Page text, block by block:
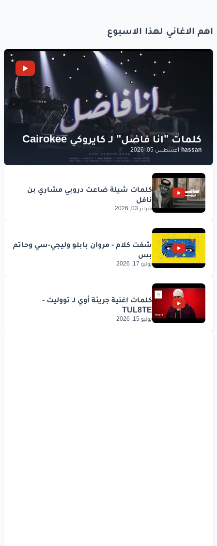
اهم الاغاني لهذا الاسبوع
hassan
-أغسطس 05, 2026
فبراير 03, 2026
يوليو 17, 2026
يوليو 15, 2026